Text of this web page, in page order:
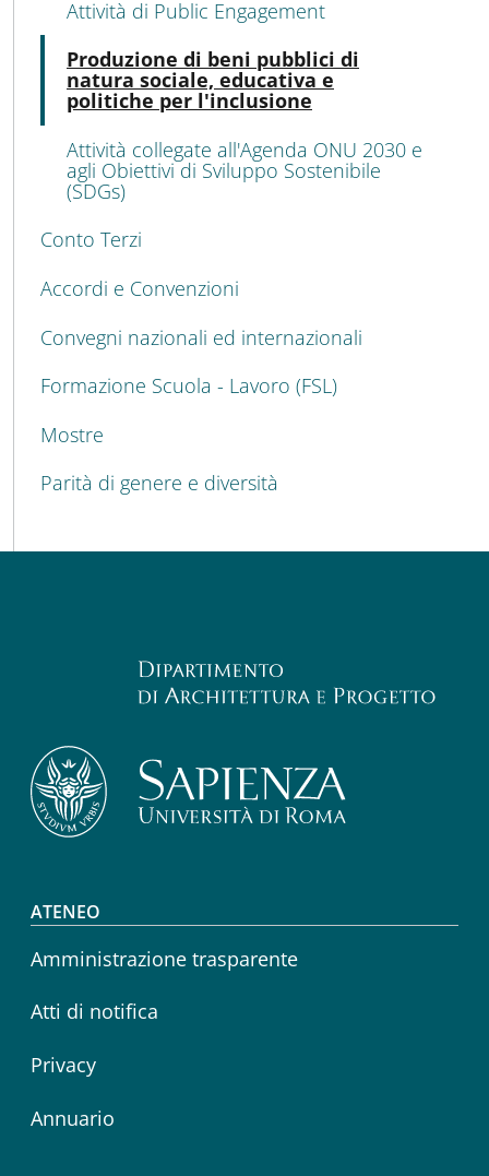
Attività di Public Engagement
Produzione di beni pubblici di
natura sociale, educativa e
politiche per l'inclusione
Attività collegate all'Agenda ONU 2030 e
agli Obiettivi di Sviluppo Sostenibile
(SDGs)
Conto Terzi
Accordi e Convenzioni
Convegni nazionali ed internazionali
Formazione Scuola - Lavoro (FSL)
Mostre
Parità di genere e diversità
Footer menu
ATENEO
Amministrazione trasparente
Atti di notifica
Privacy
Annuario